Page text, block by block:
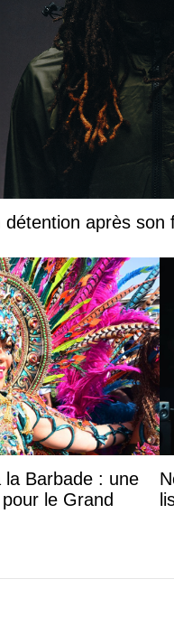
après son
la Barbade : une
le Grand